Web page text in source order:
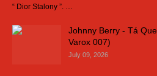
“ Dior Stalony ”. …
Johnny Berry - Tá
Varox 007)
July 09, 2026